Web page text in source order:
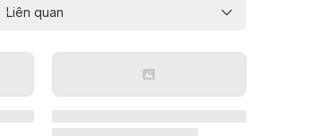
Liên quan